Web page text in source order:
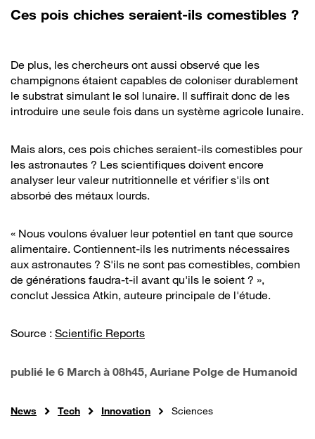
Ces pois chiches seraient-ils comestibles ?
De plus, les chercheurs ont aussi observé que les
champignons étaient capables de coloniser durablement
le substrat simulant le sol lunaire. Il suffirait donc de les
introduire une seule fois dans un système agricole lunaire.
Mais alors, ces pois chiches seraient-ils comestibles pour
les astronautes ? Les scientifiques doivent encore
analyser leur valeur nutritionnelle et vérifier s'ils ont
absorbé des métaux lourds.
« Nous voulons évaluer leur potentiel en tant que source
alimentaire. Contiennent-ils les nutriments nécessaires
aux astronautes ? S'ils ne sont pas comestibles, combien
de générations faudra-t-il avant qu'ils le soient ? »,
conclut Jessica Atkin, auteure principale de l'étude.
Source : Scientific Reports
publié le 6 March à 08h45, Auriane Polge de Humanoid
News Tech Innovation Sciences